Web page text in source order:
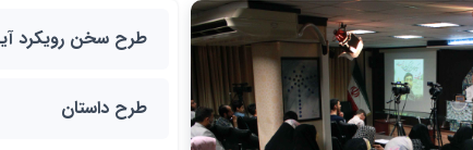
طرح سخن رویکرد
طرح داستان